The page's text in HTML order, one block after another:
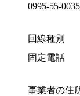
0995-55-0035
回線種別
固定電話
事業者の住